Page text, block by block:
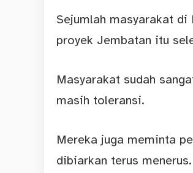
Sejumlah masyarakat
proyek Jembatan itu
Masyarakat sudah
masih toleransi.
Mereka juga meminta
dibiarkan terus